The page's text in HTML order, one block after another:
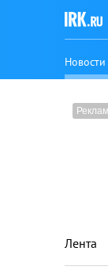
Новости
Лента